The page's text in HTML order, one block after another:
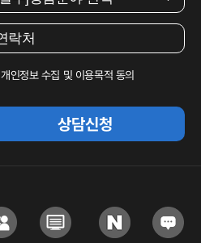
개인정보 수집 및 이용목적 동의
상담신청